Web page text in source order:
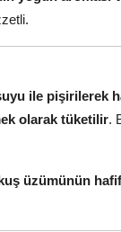
ile pişirilerek
olarak tüketilir.
üzümünün